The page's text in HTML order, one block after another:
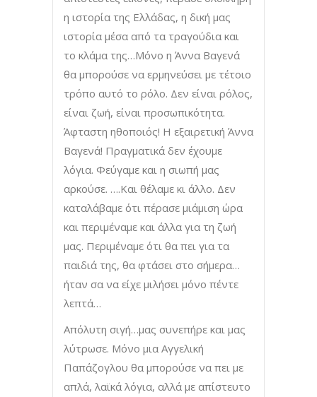
η ιστορία της Ελλάδας, η δική μας
ιστορία μέσα από τα τραγούδια και
το κλάμα της…Μόνο η Άννα Βαγενά
θα μπορούσε να ερμηνεύσει με τέτοιο
τρόπο αυτό το ρόλο. Δεν είναι ρόλος,
είναι ζωή, είναι προσωπικότητα.
Άφταστη ηθοποιός! Η εξαιρετική Άννα
Βαγενά! Πραγματικά δεν έχουμε
λόγια. Φεύγαμε και η σιωπή μας
αρκούσε. ….Και θέλαμε κι άλλο. Δεν
καταλάβαμε ότι πέρασε μιάμιση ώρα
και περιμέναμε και άλλα για τη ζωή
μας. Περιμέναμε ότι θα πει για τα
παιδιά της, θα φτάσει στο σήμερα…
ήταν σα να είχε μιλήσει μόνο πέντε
λεπτά…
Απόλυτη σιγή…μας συνεπήρε και μας
λύτρωσε. Μόνο μια Αγγελική
Παπάζογλου θα μπορούσε να πει με
απλά, λαϊκά λόγια, αλλά με απίστευτο